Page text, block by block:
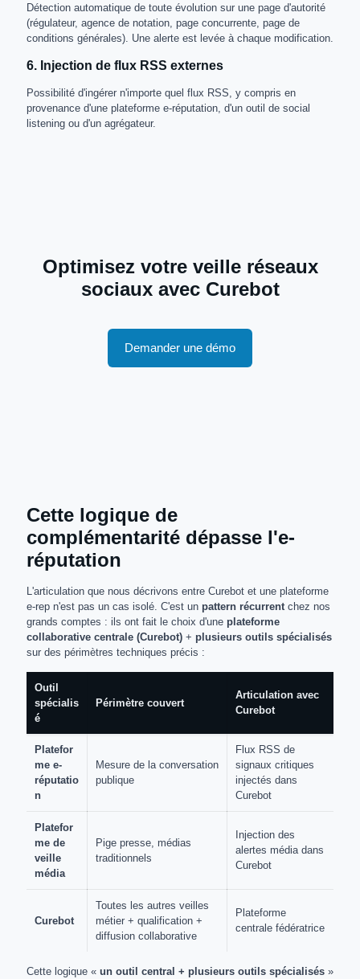
Détection automatique de toute évolution sur une page d'autorité
(régulateur, agence de notation, page concurrente, page de
conditions générales). Une alerte est levée à chaque modification.
6. Injection de flux RSS externes
Possibilité d'ingérer n'importe quel flux RSS, y compris en
provenance d'une plateforme e-réputation, d'un outil de social
listening ou d'un agrégateur.
Optimisez votre veille réseaux
sociaux avec Curebot
Demander une démo
Cette logique de
complémentarité dépasse l'e-
réputation
L'articulation que nous décrivons entre Curebot et une plateforme
e-rep n'est pas un cas isolé. C'est un pattern récurrent chez nos
grands comptes : ils ont fait le choix d'une plateforme
collaborative centrale (Curebot) + plusieurs outils spécialisés
sur des périmètres techniques précis :
Outil
spécialis
é
Périmètre couvert
Articulation avec
Curebot
Platefor
me e-
réputatio
n
Mesure de la conversation
publique
Flux RSS de
signaux critiques
injectés dans
Curebot
Platefor
me de
veille
média
Pige presse, médias
traditionnels
Injection des
alertes média dans
Curebot
Curebot
Toutes les autres veilles
métier + qualification +
diffusion collaborative
Plateforme
centrale fédératrice
Cette logique « un outil central + plusieurs outils spécialisés »